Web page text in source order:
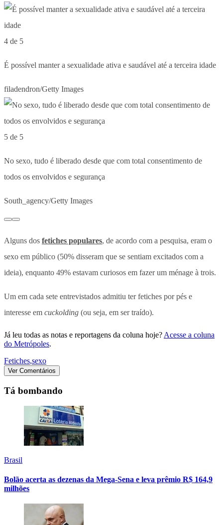
4 de 5
É possível manter a sexualidade ativa e saudável até a terceira idade
filadendron/Getty Images
5 de 5
No sexo, tudo é liberado desde que com total consentimento de
todos os envolvidos e segurança
South_agency/Getty Images
Alguns dos fetiches populares, de acordo com a pesquisa, eram o
sexo em público (50% disseram que se sentiam excitados com a
ideia), enquanto 49% estavam curiosos em fazer um ménage à trois.
Um em cada sete entrevistados admitiu ter fetiches por pés e
interesse em cuckolding (ou seja, em ser traído).
Já leu todas as notas e reportagens da coluna hoje? Acesse a coluna
do Metrópoles.
Fetiches,sexo
Ver Comentários
Tá bombando
Brasil
Bolão acerta as dezenas da Mega-Sena e leva prêmio R$ 164,9
milhões